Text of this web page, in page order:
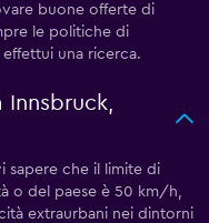
buone offerte di
le politiche di
una ricerca.
sapere che il limite di
o del paese è 50 km/h,
extraurbani nei dintorni